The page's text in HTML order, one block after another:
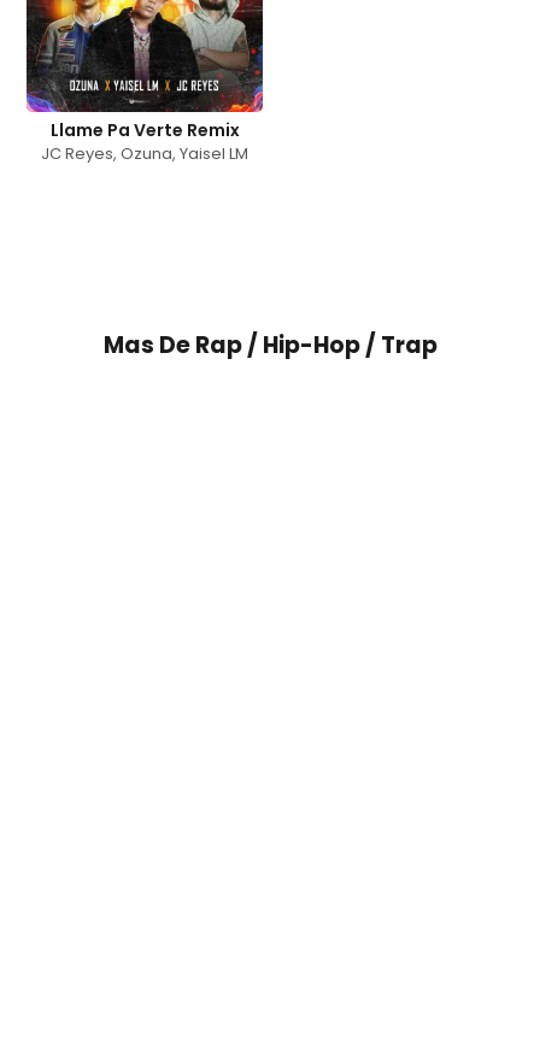
Llame Pa Verte Remix
JC Reyes,Ozuna,Yaisel LM
Mas DeRap / Hip-Hop / Trap